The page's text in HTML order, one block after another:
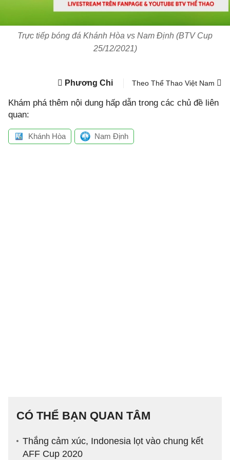
Trực tiếp bóng đá Khánh Hòa vs Nam Định (BTV Cup
25/12/2021)
Phương Chi Theo Thể Thao Việt Nam
Khám phá thêm nội dung hấp dẫn trong các chủ đề liên
quan:
Khánh Hòa Nam Định
CÓ THỂ BẠN QUAN TÂM
Thắng cảm xúc, Indonesia lọt vào chung kết
AFF Cup 2020